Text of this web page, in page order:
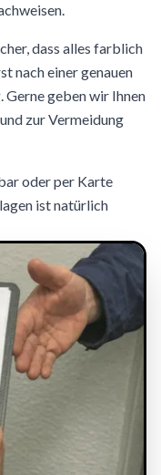
dass alles farblich
nach einer genauen
geben wir Ihnen
zur Vermeidung
oder per Karte
ist natürlich